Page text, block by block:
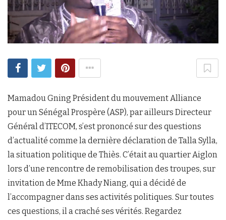
Mamadou Gning Président du mouvement Alliance
pour un Sénégal Prospère (ASP), par ailleurs Directeur
Général d’ITECOM, s’est prononcé sur des questions
d’actualité comme la dernière déclaration de Talla Sylla,
la situation politique de Thiès. C’était au quartier Aiglon
lors d’une rencontre de remobilisation des troupes, sur
invitation de Mme Khady Niang, qui a décidé de
l’accompagner dans ses activités politiques. Sur toutes
ces questions, il a craché ses vérités. Regardez